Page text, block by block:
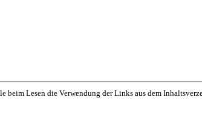
Lesen die Verwendung der Links aus dem